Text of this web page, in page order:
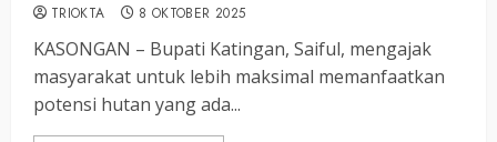
TRIOKTA 8 OKTOBER 2025
KASONGAN – Bupati Katingan, Saiful, mengajak
masyarakat untuk lebih maksimal memanfaatkan
potensi hutan yang ada...